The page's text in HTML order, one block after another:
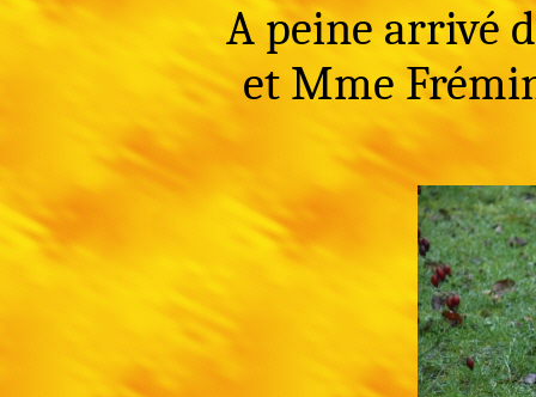
A peine arrivé
et Mme